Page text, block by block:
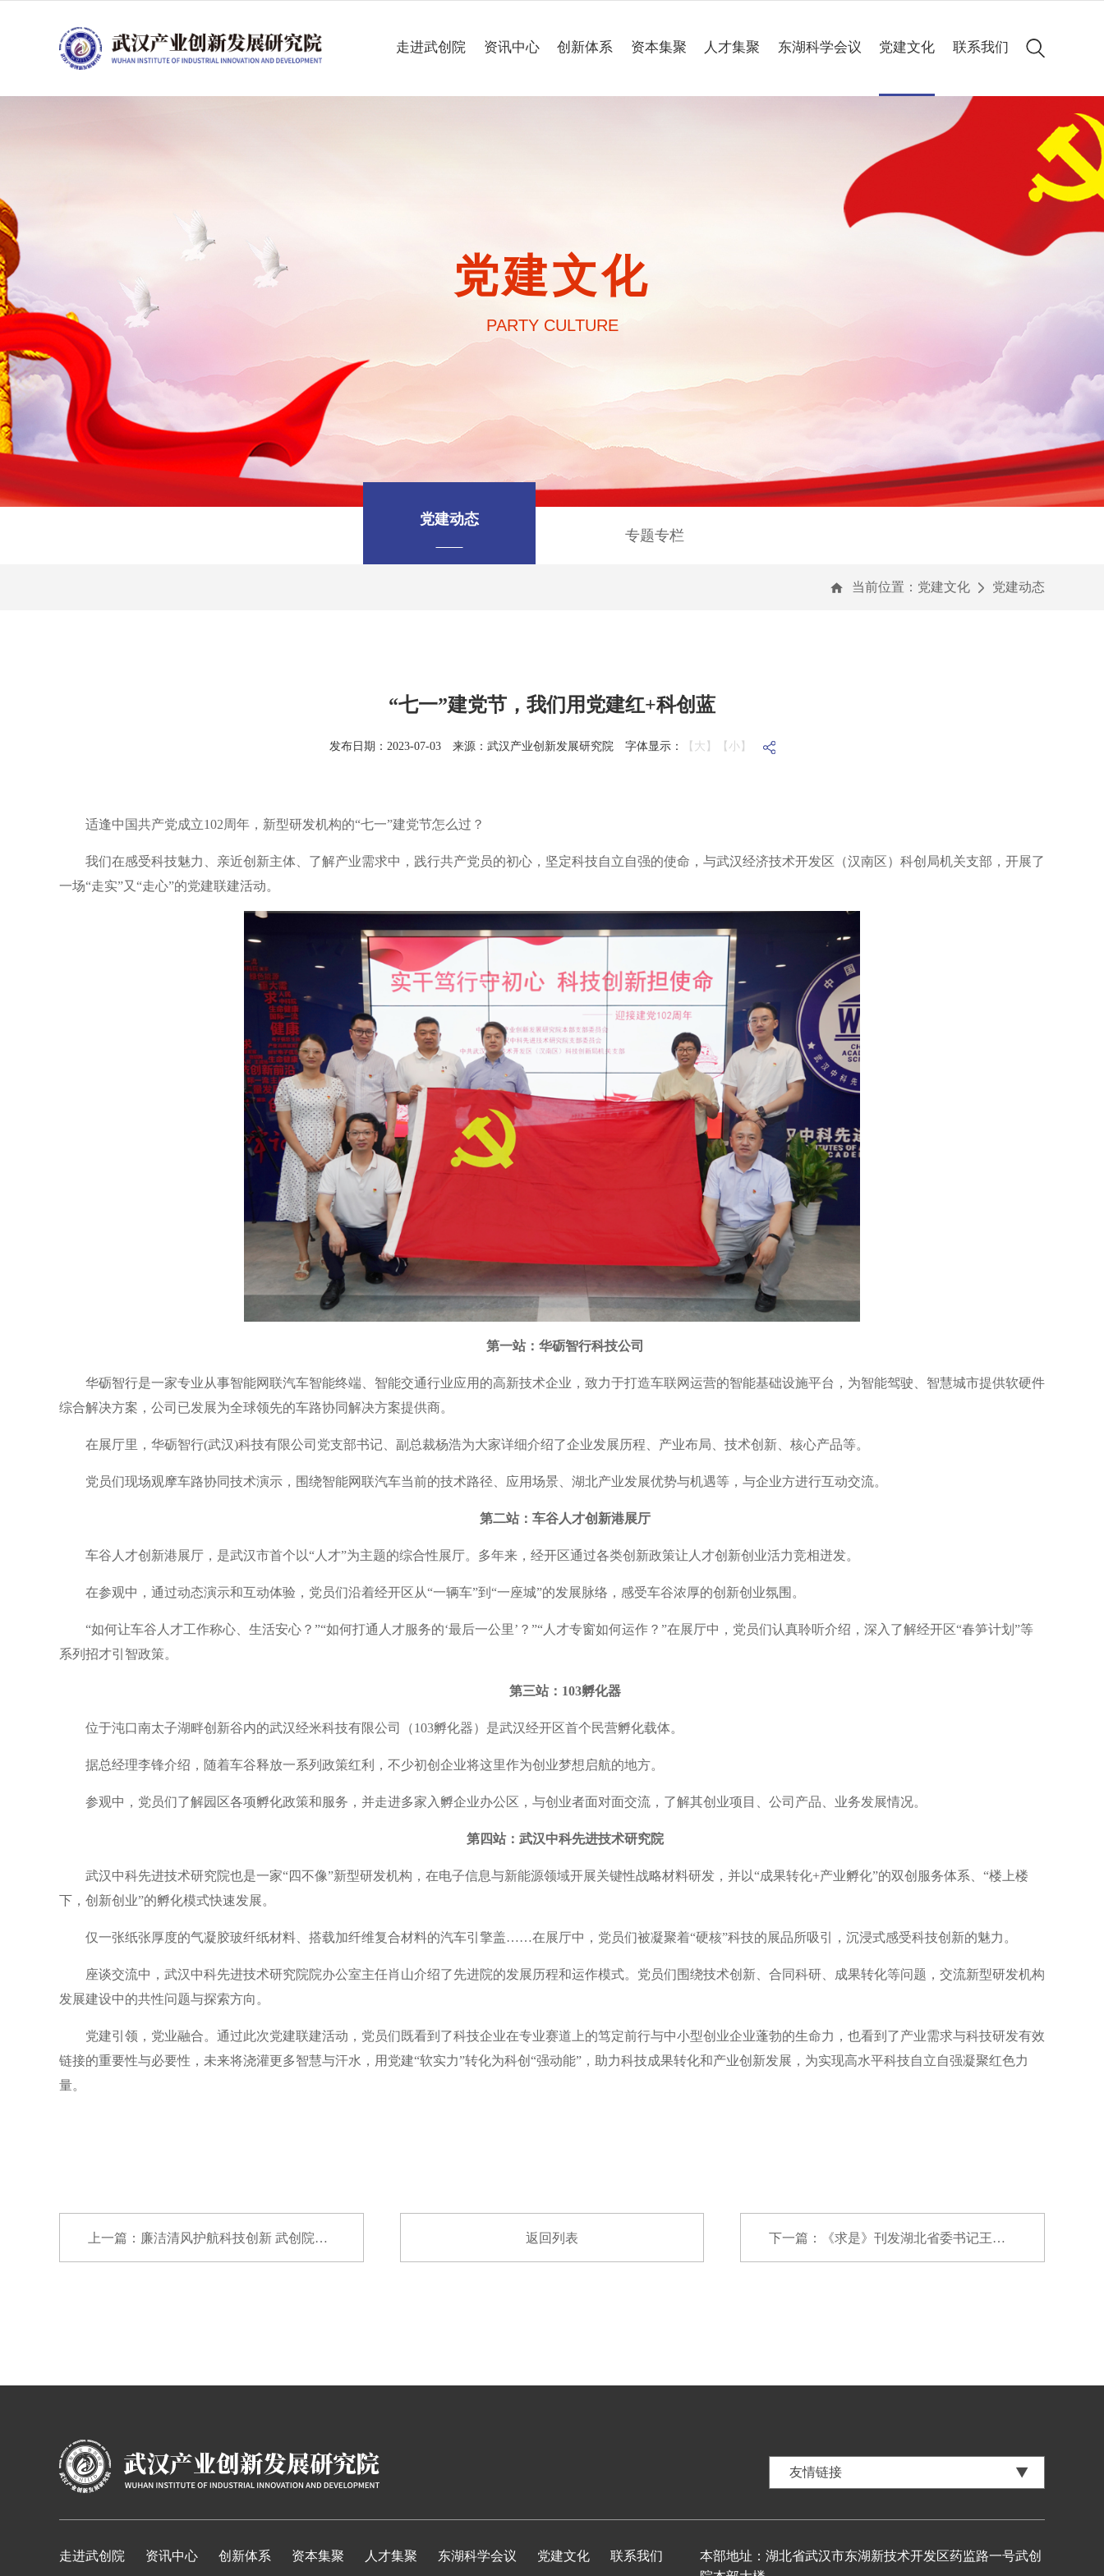
走进武创院 资讯中心
通知公告
创新体系 资本集聚 人才集聚 东湖科学会议
高清图集
党建文化
专题专栏
联系我们
党建文化
PARTY CULTURE
党建动态
专题专栏
当前位置： 党建文化 党建动态
“七一”建党节，我们用党建红+科创蓝
发布日期：2023-07-03 来源：武汉产业创新发展研究院 字体显示： 【大】 【小】
适逢中国共产党成立102周年，新型研发机构的“七一”建党节怎么过？
我们在感受科技魅力、亲近创新主体、了解产业需求中，践行共产党员的初心，坚定科技自立自强的使命，与武汉经济技术开发区（汉南区）科创局机关支部，开展了
一场“走实”又“走心”的党建联建活动。
第一站：华砺智行科技公司
华砺智行是一家专业从事智能网联汽车智能终端、智能交通行业应用的高新技术企业，致力于打造车联网运营的智能基础设施平台，为智能驾驶、智慧城市提供软硬件
综合解决方案，公司已发展为全球领先的车路协同解决方案提供商。
在展厅里，华砺智行(武汉)科技有限公司党支部书记、副总裁杨浩为大家详细介绍了企业发展历程、产业布局、技术创新、核心产品等。
党员们现场观摩车路协同技术演示，围绕智能网联汽车当前的技术路径、应用场景、湖北产业发展优势与机遇等，与企业方进行互动交流。
第二站：车谷人才创新港展厅
车谷人才创新港展厅，是武汉市首个以“人才”为主题的综合性展厅。多年来，经开区通过各类创新政策让人才创新创业活力竞相迸发。
在参观中，通过动态演示和互动体验，党员们沿着经开区从“一辆车”到“一座城”的发展脉络，感受车谷浓厚的创新创业氛围。
“如何让车谷人才工作称心、生活安心？”“如何打通人才服务的‘最后一公里’？”“人才专窗如何运作？”在展厅中，党员们认真聆听介绍，深入了解经开区“春笋计划”等
系列招才引智政策。
第三站：103孵化器
位于沌口南太子湖畔创新谷内的武汉经米科技有限公司（103孵化器）是武汉经开区首个民营孵化载体。
据总经理李锋介绍，随着车谷释放一系列政策红利，不少初创企业将这里作为创业梦想启航的地方。
参观中，党员们了解园区各项孵化政策和服务，并走进多家入孵企业办公区，与创业者面对面交流，了解其创业项目、公司产品、业务发展情况。
第四站：武汉中科先进技术研究院
武汉中科先进技术研究院也是一家“四不像”新型研发机构，在电子信息与新能源领域开展关键性战略材料研发，并以“成果转化+产业孵化”的双创服务体系、“楼上楼
下，创新创业”的孵化模式快速发展。
仅一张纸张厚度的气凝胶玻纤纸材料、搭载加纤维复合材料的汽车引擎盖……在展厅中，党员们被凝聚着“硬核”科技的展品所吸引，沉浸式感受科技创新的魅力。
座谈交流中，武汉中科先进技术研究院院办公室主任肖山介绍了先进院的发展历程和运作模式。党员们围绕技术创新、合同科研、成果转化等问题，交流新型研发机构
发展建设中的共性问题与探索方向。
党建引领，党业融合。通过此次党建联建活动，党员们既看到了科技企业在专业赛道上的笃定前行与中小型创业企业蓬勃的生命力，也看到了产业需求与科技研发有效
链接的重要性与必要性，未来将浇灌更多智慧与汗水，用党建“软实力”转化为科创“强动能”，助力科技成果转化和产业创新发展，为实现高水平科技自立自强凝聚红色力
量。
上一篇：廉洁清风护航科技创新 武创院开展廉政教... 返回列表 下一篇：《求是》刊发湖北省委书记王蒙徽署名文...
走进武创院 资讯中心 创新体系 资本集聚 人才集聚 东湖科学会议 党建文化 联系我们
本部地址：湖北省武汉市东湖新技术开发区药监路一号武创